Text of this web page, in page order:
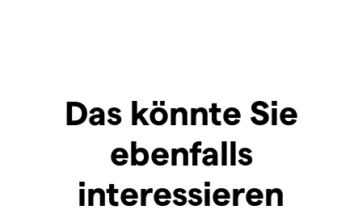
Das könnte Sie
ebenfalls
interessieren